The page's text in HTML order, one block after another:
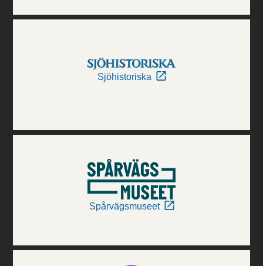
Sjöhistoriska
Spårvägsmuseet